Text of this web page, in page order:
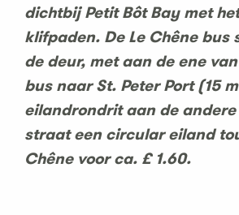
dichtbij Petit Bôt Bay met
klifpaden. De Le Chêne bus
de deur, met aan de ene
bus naar St. Peter Port (15
eilandrondrit aan de
straat een circular eiland
Chêne voor ca. £ 1.60.